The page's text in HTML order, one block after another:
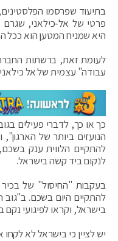
בתיעוד שפרסמו
פרטי של אל-כילאני, שגרם
היא שמניח המטען הוא ככל
לעומת זאת, ברשתות
עבודה" עצמית של אל
כך או כך, לדברי פעילים
הנועזים ביותר של
להתקיים הלווית ענק
לנקום ביד קשה בישראל.
בעקבות "החיסול" של בכיר
להתקיים היום בשכם.
בישראל, וקראו לפיגועי נקם
יש לציין כי בישראל לא לקחו